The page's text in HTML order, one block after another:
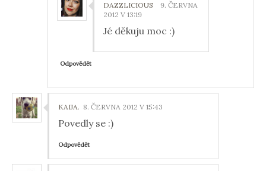
DAZZLICIOUS
9. ČERVNA
2012 V 13:19
Jé děkuju moc :)
Odpovědět
KAIJA. 8. ČERVNA 2012 V 15:43
Povedly se :)
Odpovědět